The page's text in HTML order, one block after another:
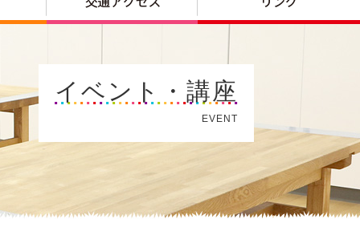
イベント・講座
EVENT